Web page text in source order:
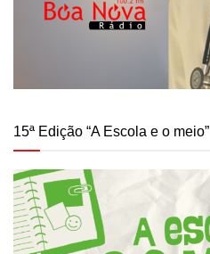
15ª Edição “A Escola e o meio”